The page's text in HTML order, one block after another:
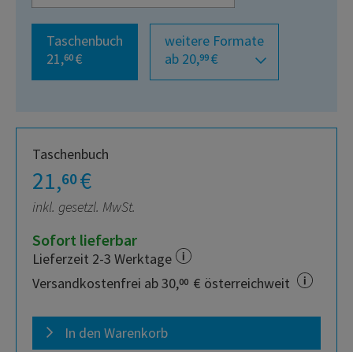
Taschenbuch
21,60 €
weitere Formate
ab 20,99 €
Taschenbuch
21,60€
inkl. gesetzl. MwSt.
Sofort lieferbar
Lieferzeit 2-3 Werktage
Versandkostenfrei ab 30,00 € österreichweit
In den Warenkorb